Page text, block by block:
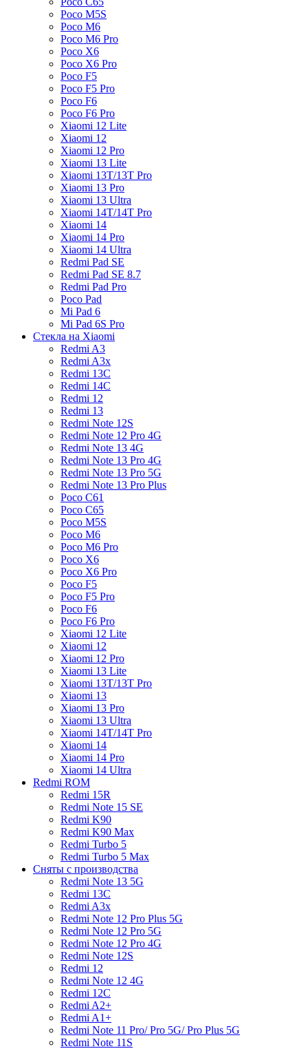
Poco M5S
Poco M6
Poco M6 Pro
Poco X6
Poco X6 Pro
Poco F5
Poco F5 Pro
Poco F6
Poco F6 Pro
Xiaomi 12 Lite
Xiaomi 12
Xiaomi 12 Pro
Xiaomi 13 Lite
Xiaomi 13T/13T Pro
Xiaomi 13 Pro
Xiaomi 13 Ultra
Xiaomi 14T/14T Pro
Xiaomi 14
Xiaomi 14 Pro
Xiaomi 14 Ultra
Redmi Pad SE
Redmi Pad SE 8.7
Redmi Pad Pro
Poco Pad
Mi Pad 6
Mi Pad 6S Pro
Стекла на Xiaomi
Redmi A3
Redmi A3x
Redmi 13C
Redmi 14C
Redmi 12
Redmi 13
Redmi Note 12S
Redmi Note 12 Pro 4G
Redmi Note 13 4G
Redmi Note 13 Pro 4G
Redmi Note 13 Pro 5G
Redmi Note 13 Pro Plus
Poco C61
Poco C65
Poco M5S
Poco M6
Poco M6 Pro
Poco X6
Poco X6 Pro
Poco F5
Poco F5 Pro
Poco F6
Poco F6 Pro
Xiaomi 12 Lite
Xiaomi 12
Xiaomi 12 Pro
Xiaomi 13 Lite
Xiaomi 13T/13T Pro
Xiaomi 13
Xiaomi 13 Pro
Xiaomi 13 Ultra
Xiaomi 14T/14T Pro
Xiaomi 14
Xiaomi 14 Pro
Xiaomi 14 Ultra
Redmi ROM
Redmi 15R
Redmi Note 15 SE
Redmi K90
Redmi K90 Max
Redmi Turbo 5
Redmi Turbo 5 Max
Сняты с производства
Redmi Note 13 5G
Redmi 13C
Redmi A3x
Redmi Note 12 Pro Plus 5G
Redmi Note 12 Pro 5G
Redmi Note 12 Pro 4G
Redmi Note 12S
Redmi 12
Redmi Note 12 4G
Redmi 12C
Redmi A2+
Redmi A1+
Redmi Note 11 Pro/ Pro 5G/ Pro Plus 5G
Redmi Note 11S